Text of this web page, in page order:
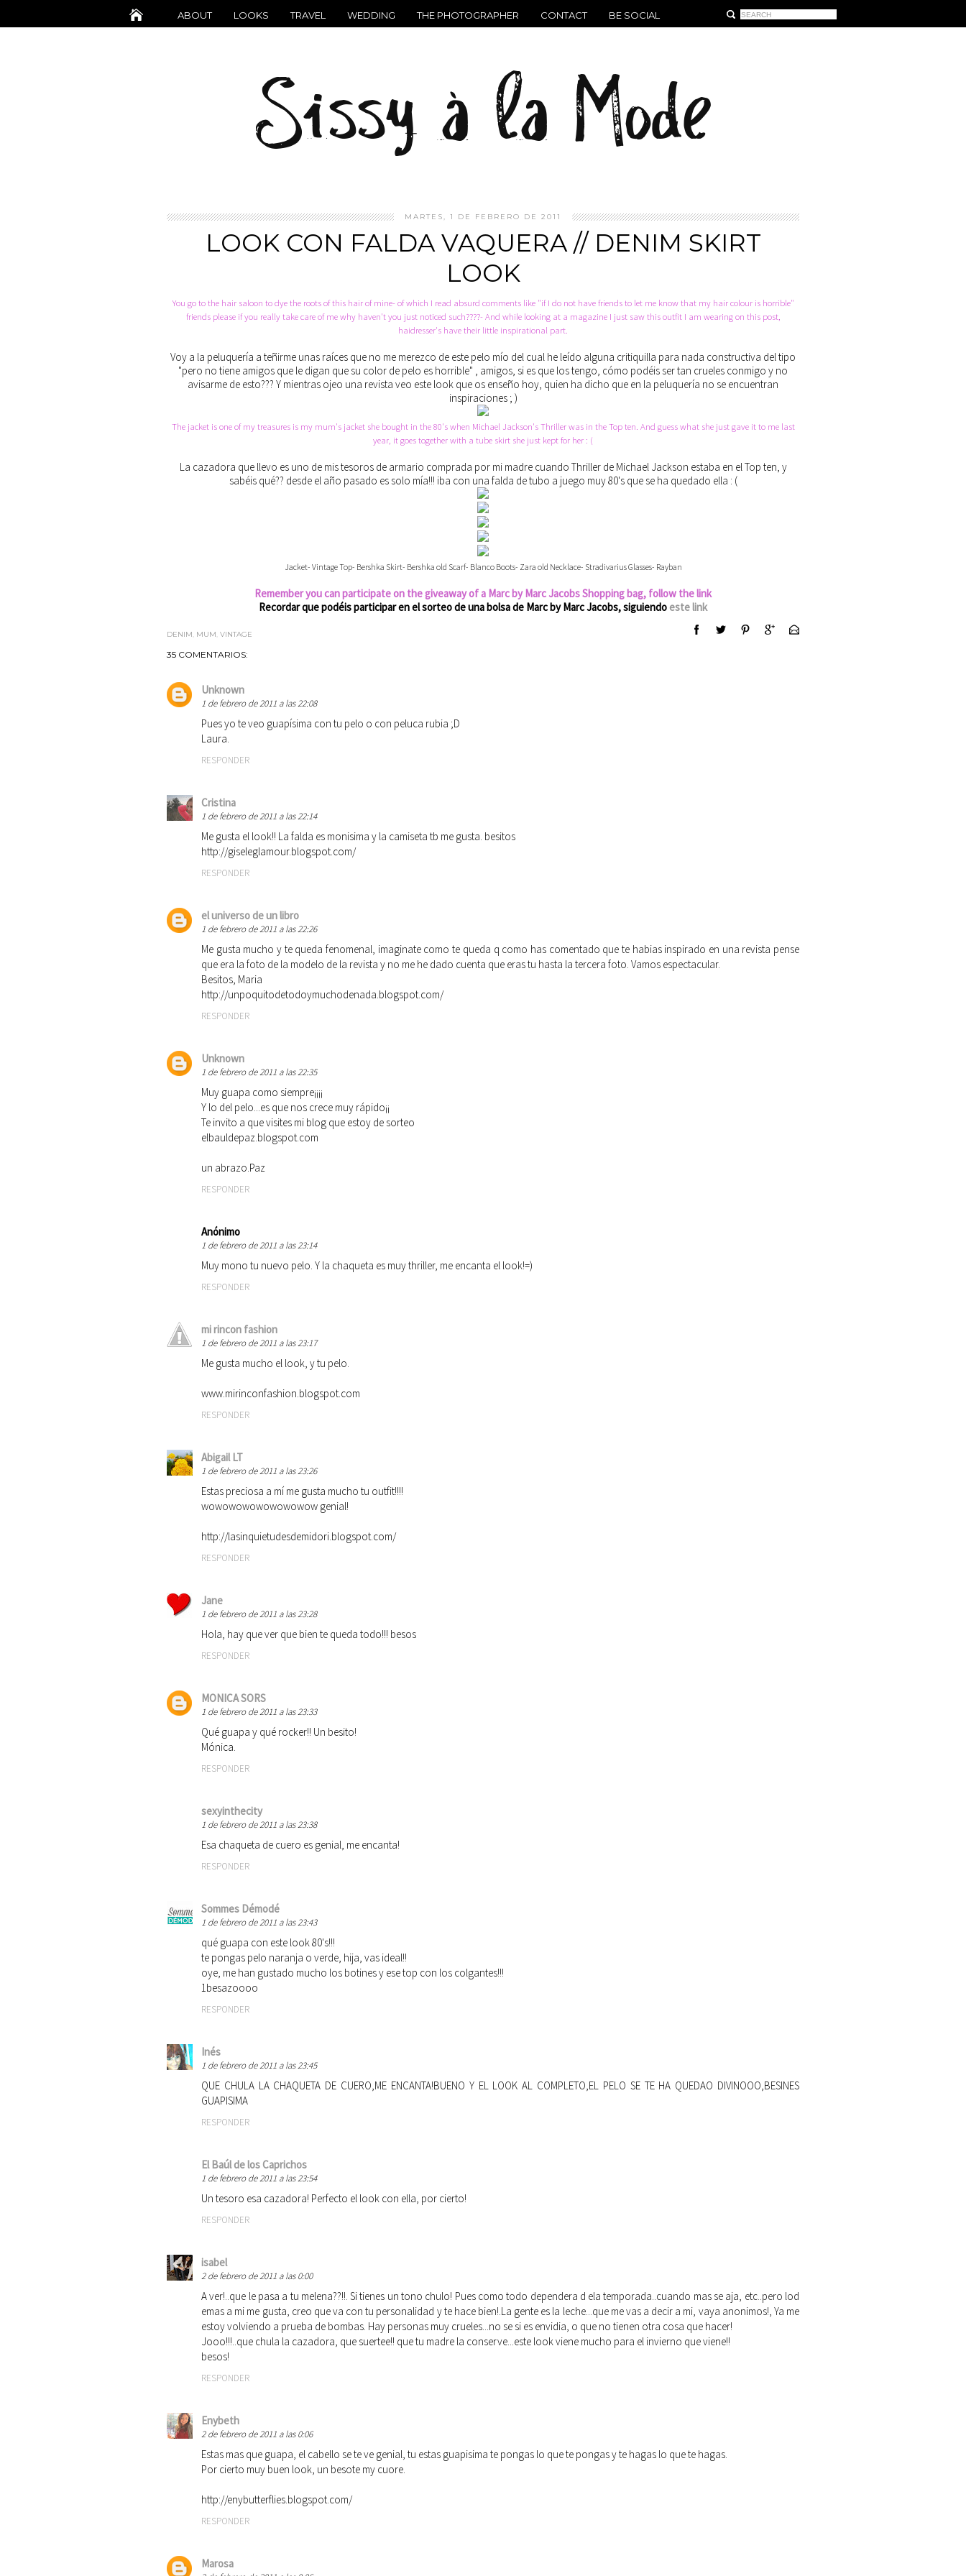
ABOUT LOOKS TRAVEL WEDDING THE PHOTOGRAPHER CONTACT BE SOCIAL
MARTES, 1 DE FEBRERO DE 2011
LOOK CON FALDA VAQUERA // DENIM SKIRT
LOOK
You go to the hair saloon to dye the roots of this hair of mine- of which I read absurd comments like "if I do not have friends to let me know that my hair colour is horrible"
friends please if you really take care of me why haven't you just noticed such????- And while looking at a magazine I just saw this outfit I am wearing on this post,
haidresser's have their little inspirational part.
Voy a la peluquería a teñirme unas raíces que no me merezco de este pelo mío del cual he leído alguna critiquilla para nada constructiva del tipo
"pero no tiene amigos que le digan que su color de pelo es horrible" , amigos, si es que los tengo, cómo podéis ser tan crueles conmigo y no
avisarme de esto??? Y mientras ojeo una revista veo este look que os enseño hoy, quien ha dicho que en la peluquería no se encuentran
inspiraciones ; )
The jacket is one of my treasures is my mum's jacket she bought in the 80's when Michael Jackson's Thriller was in the Top ten. And guess what she just gave it to me last
year, it goes together with a tube skirt she just kept for her : (
La cazadora que llevo es uno de mis tesoros de armario comprada por mi madre cuando Thriller de Michael Jackson estaba en el Top ten, y
sabéis qué?? desde el año pasado es solo mía!!! iba con una falda de tubo a juego muy 80's que se ha quedado ella : (
Jacket- Vintage Top- Bershka Skirt- Bershka old Scarf- Blanco Boots- Zara old Necklace- Stradivarius Glasses- Rayban
Remember you can participate on the giveaway of a Marc by Marc Jacobs Shopping bag, follow the link
Recordar que podéis participar en el sorteo de una bolsa de Marc by Marc Jacobs, siguiendo este link
DENIM, MUM, VINTAGE
35 COMENTARIOS:
Unknown
1 de febrero de 2011 a las 22:08
Pues yo te veo guapísima con tu pelo o con peluca rubia ;D
Laura.
RESPONDER
Cristina
1 de febrero de 2011 a las 22:14
Me gusta el look!! La falda es monisima y la camiseta tb me gusta. besitos
http://giseleglamour.blogspot.com/
RESPONDER
el universo de un libro
1 de febrero de 2011 a las 22:26
Me gusta mucho y te queda fenomenal, imaginate como te queda q como has comentado que te habias inspirado en una revista pense
que era la foto de la modelo de la revista y no me he dado cuenta que eras tu hasta la tercera foto. Vamos espectacular.
Besitos, Maria
http://unpoquitodetodoymuchodenada.blogspot.com/
RESPONDER
Unknown
1 de febrero de 2011 a las 22:35
Muy guapa como siempre¡¡¡¡
Y lo del pelo...es que nos crece muy rápido¡¡
Te invito a que visites mi blog que estoy de sorteo
elbauldepaz.blogspot.com
un abrazo.Paz
RESPONDER
Anónimo
1 de febrero de 2011 a las 23:14
Muy mono tu nuevo pelo. Y la chaqueta es muy thriller, me encanta el look!=)
RESPONDER
mi rincon fashion
1 de febrero de 2011 a las 23:17
Me gusta mucho el look, y tu pelo.
www.mirinconfashion.blogspot.com
RESPONDER
Abigail LT
1 de febrero de 2011 a las 23:26
Estas preciosa a mí me gusta mucho tu outfit!!!!
wowowowowowowowow genial!
http://lasinquietudesdemidori.blogspot.com/
RESPONDER
Jane
1 de febrero de 2011 a las 23:28
Hola, hay que ver que bien te queda todo!!! besos
RESPONDER
MONICA SORS
1 de febrero de 2011 a las 23:33
Qué guapa y qué rocker!! Un besito!
Mónica.
RESPONDER
sexyinthecity
1 de febrero de 2011 a las 23:38
Esa chaqueta de cuero es genial, me encanta!
RESPONDER
Sommes Démodé
1 de febrero de 2011 a las 23:43
qué guapa con este look 80's!!!
te pongas pelo naranja o verde, hija, vas ideal!!
oye, me han gustado mucho los botines y ese top con los colgantes!!!
1besazoooo
RESPONDER
Inés
1 de febrero de 2011 a las 23:45
QUE CHULA LA CHAQUETA DE CUERO,ME ENCANTA!BUENO Y EL LOOK AL COMPLETO,EL PELO SE TE HA QUEDAO DIVINOOO,BESINES
GUAPISIMA
RESPONDER
El Baúl de los Caprichos
1 de febrero de 2011 a las 23:54
Un tesoro esa cazadora! Perfecto el look con ella, por cierto!
RESPONDER
isabel
2 de febrero de 2011 a las 0:00
A ver!..que le pasa a tu melena??!!. Si tienes un tono chulo! Pues como todo dependera d ela temporada..cuando mas se aja, etc..pero lod
emas a mi me gusta, creo que va con tu personalidad y te hace bien!.La gente es la leche...que me vas a decir a mi, vaya anonimos!, Ya me
estoy volviendo a prueba de bombas. Hay personas muy crueles...no se si es envidia, o que no tienen otra cosa que hacer!
Jooo!!!..que chula la cazadora, que suertee!! que tu madre la conserve...este look viene mucho para el invierno que viene!!
besos!
RESPONDER
Enybeth
2 de febrero de 2011 a las 0:06
Estas mas que guapa, el cabello se te ve genial, tu estas guapisima te pongas lo que te pongas y te hagas lo que te hagas.
Por cierto muy buen look, un besote my cuore.
http://enybutterflies.blogspot.com/
RESPONDER
Marosa